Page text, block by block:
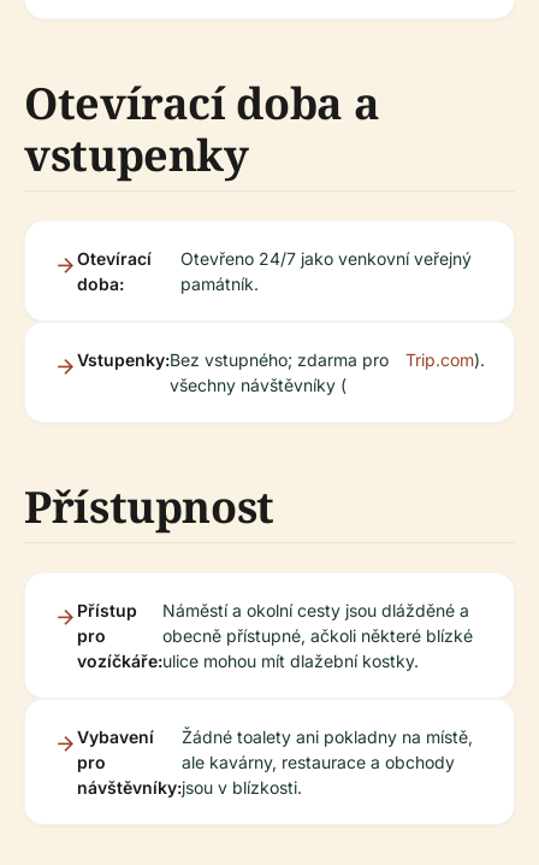
Otevírací doba a
vstupenky
Otevírací
doba:
Otevřeno 24/7 jako venkovní veřejný
památník.
Vstupenky:Bez vstupného; zdarma pro
všechny návštěvníky (
Trip.com).
Přístupnost
Přístup
pro
vozíčkáře:
Náměstí a okolní cesty jsou dlážděné a
obecně přístupné, ačkoli některé blízké
ulice mohou mít dlažební kostky.
Vybavení
pro
návštěvníky:
Žádné toalety ani pokladny na místě,
ale kavárny, restaurace a obchody
jsou v blízkosti.